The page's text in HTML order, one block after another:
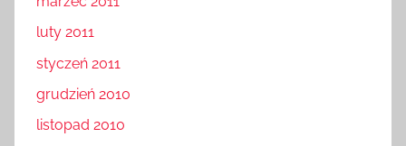
luty 2011
styczeń 2011
grudzień 2010
listopad 2010